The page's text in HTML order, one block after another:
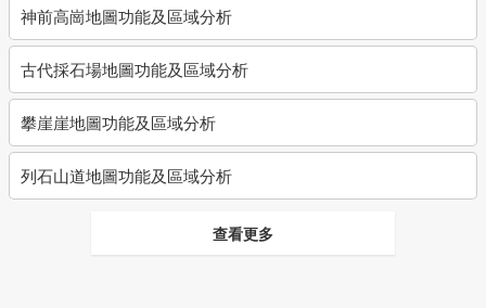
神前高崗地圖功能及區域分析
古代採石場地圖功能及區域分析
攀崖崖地圖功能及區域分析
列石山道地圖功能及區域分析
查看更多